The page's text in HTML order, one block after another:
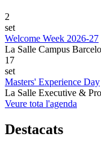
2
set
Welcome Week 2026-27
La Salle Campus
17
set
Masters' Experience Day
La Salle Executive &
Veure tota l'agenda
Destacats